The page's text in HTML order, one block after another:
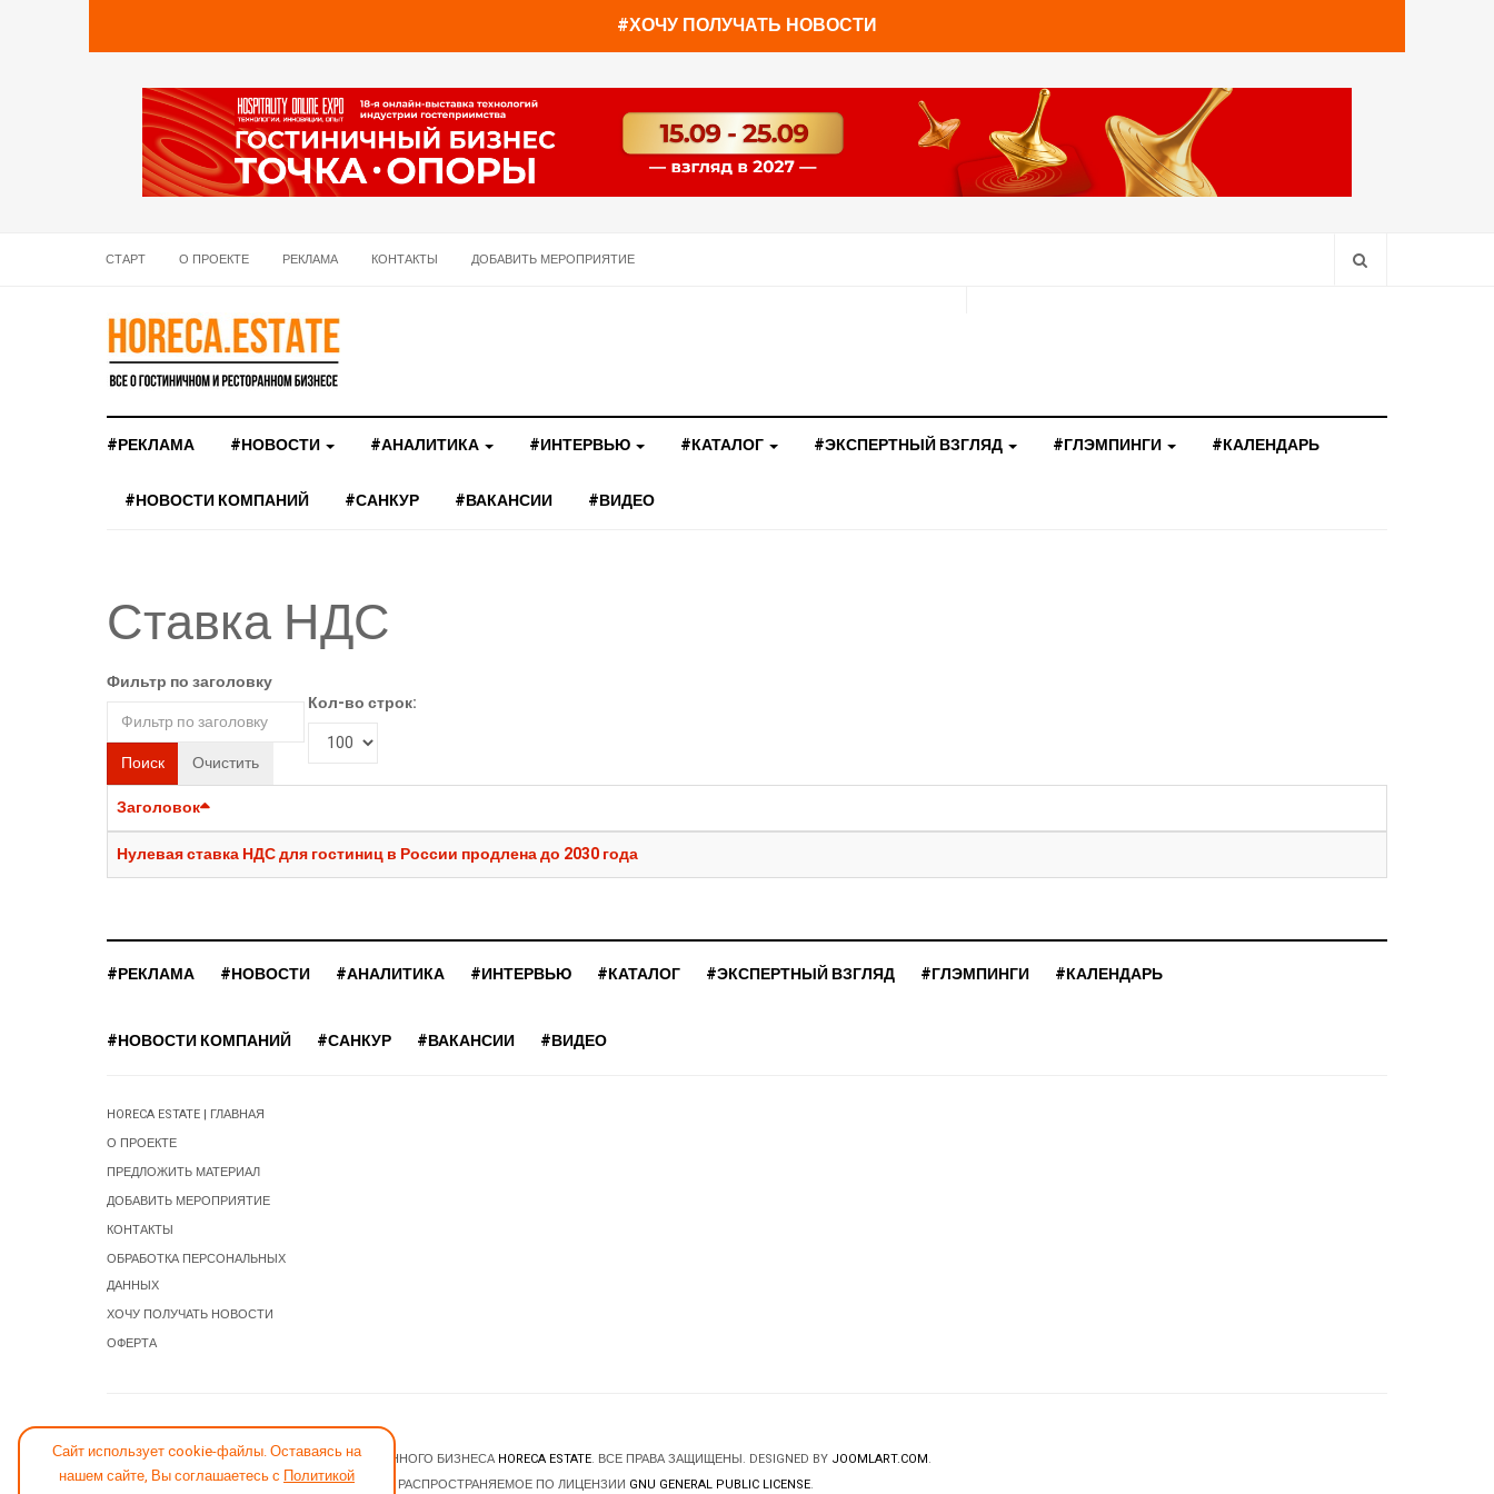
#ХОЧУ ПОЛУЧАТЬ НОВОСТИ
СТАРТ О ПРОЕКТЕ РЕКЛАМА КОНТАКТЫ ДОБАВИТЬ МЕРОПРИЯТИЕ
#РЕКЛАМА #НОВОСТИ #АНАЛИТИКА #ИНТЕРВЬЮ #КАТАЛОГ #ЭКСПЕРТНЫЙ ВЗГЛЯД #ГЛЭМПИНГИ #КАЛЕНДАРЬ
#НОВОСТИ КОМПАНИЙ #САНКУР #ВАКАНСИИ #ВИДЕО
Ставка НДС
Фильтр по заголовку
Поиск Очистить
Кол-во строк:
Заголовок
Нулевая ставка НДС для гостиниц в России продлена до 2030 года
Сайт использует cookie-файлы. Оставаясь на
нашем сайте, Вы соглашаетесь с Политикой
#РЕКЛАМА #НОВОСТИ #АНАЛИТИКА #ИНТЕРВЬЮ #КАТАЛОГ #ЭКСПЕРТНЫЙ ВЗГЛЯД #ГЛЭМПИНГИ #КАЛЕНДАРЬ
#НОВОСТИ КОМПАНИЙ #САНКУР #ВАКАНСИИ #ВИДЕО
HORECA ESTATE | ГЛАВНАЯ
О ПРОЕКТЕ
ПРЕДЛОЖИТЬ МАТЕРИАЛ
ДОБАВИТЬ МЕРОПРИЯТИЕ
КОНТАКТЫ
ОБРАБОТКА ПЕРСОНАЛЬНЫХ
ДАННЫХ
ХОЧУ ПОЛУЧАТЬ НОВОСТИ
ОФЕРТА
© 2026 НОВОСТИ ГОСТИНИЧНОГО И РЕСТОРАННОГО БИЗНЕСА HORECA ESTATE. ВСЕ ПРАВА ЗАЩИЩЕНЫ. DESIGNED BY JOOMLART.COM.
JOOMLA! CMS- ПРОГРАММНОЕ ОБЕСПЕЧЕНИЕ, РАСПРОСТРАНЯЕМОЕ ПО ЛИЦЕНЗИИ GNU GENERAL PUBLIC LICENSE.